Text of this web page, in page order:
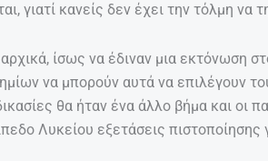
γιατί κανείς δεν έχει την τόλμη να
ίσως να έδιναν μια εκτόνωση
να μπορούν αυτά να επιλέγουν
θα ήταν ένα άλλο βήμα και οι
Λυκείου εξετάσεις